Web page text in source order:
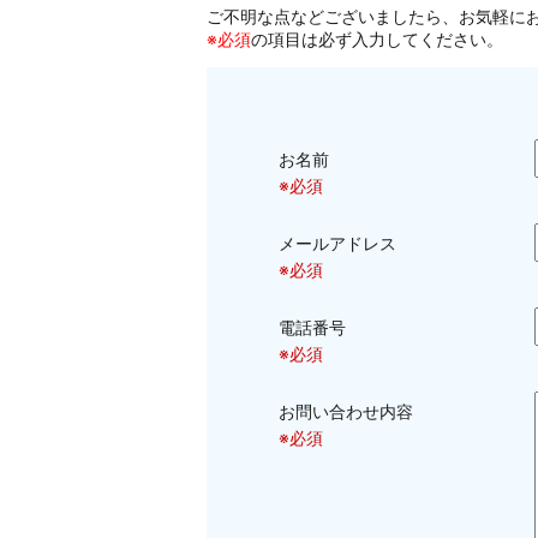
ご不明な点などございましたら、お気軽に
※必須の項目は必ず入力してください。
お名前
※必須
メールアドレス
※必須
電話番号
※必須
お問い合わせ内容
※必須